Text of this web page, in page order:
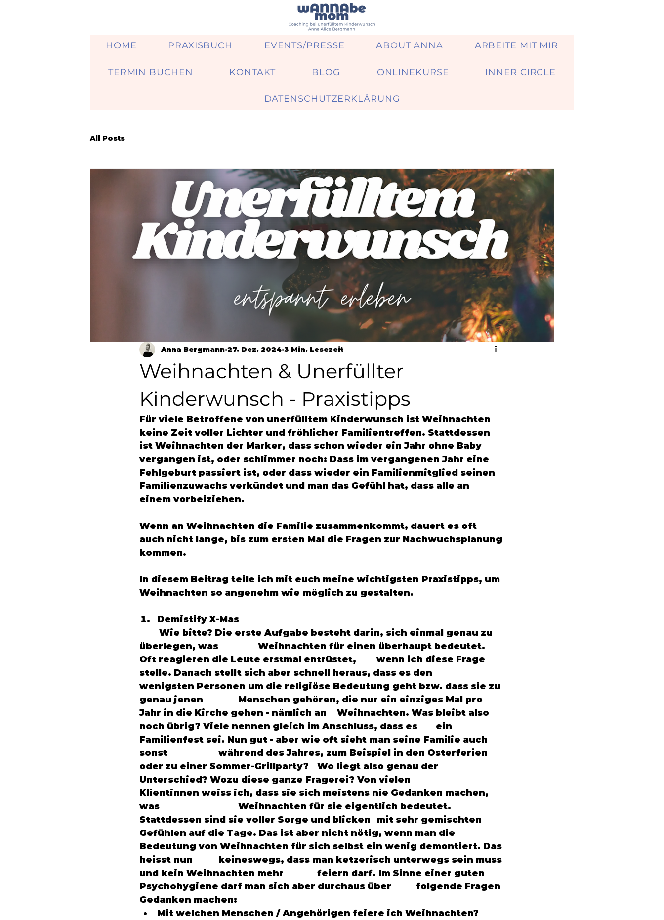
HOME PRAXISBUCH EVENTS/PRESSE ABOUT ANNA ARBEITE MIT MIR
TERMIN BUCHEN KONTAKT BLOG ONLINEKURSE INNER CIRCLE
DATENSCHUTZERKLÄRUNG
All Posts
Weihnachten & Unerfüllter
Kinderwunsch - Praxistipps
Anna Bergmann 27. Dez. 2024 3 Min. Lesezeit
Für viele Betroffene von unerfülltem Kinderwunsch ist Weihnachten
keine Zeit voller Lichter und fröhlicher Familientreffen. Stattdessen
ist Weihnachten der Marker, dass schon wieder ein Jahr ohne Baby
vergangen ist, oder schlimmer noch: Dass im vergangenen Jahr eine
Fehlgeburt passiert ist, oder dass wieder ein Familienmitglied seinen
Familienzuwachs verkündet und man das Gefühl hat, dass alle an
einem vorbeiziehen.
Wenn an Weihnachten die Familie zusammenkommt, dauert es oft
auch nicht lange, bis zum ersten Mal die Fragen zur Nachwuchsplanung
kommen.
In diesem Beitrag teile ich mit euch meine wichtigsten Praxistipps, um
Weihnachten so angenehm wie möglich zu gestalten.
Demistify X-Mas
überlegen, was 		Weihnachten für einen überhaupt bedeutet.
Oft reagieren die Leute erstmal entrüstet, 	wenn ich diese Frage
stelle. Danach stellt sich aber schnell heraus, dass es den
wenigsten Personen um die religiöse Bedeutung geht bzw. dass sie zu
genau jenen 		Menschen gehören, die nur ein einziges Mal pro
Jahr in die Kirche gehen - nämlich an 	Weihnachten. Was bleibt also
noch übrig? Viele nennen gleich im Anschluss, dass es 	ein
Familienfest sei. Nun gut - aber wie oft sieht man seine Familie auch
sonst 			während des Jahres, zum Beispiel in den Osterferien
oder zu einer Sommer-Grillparty? 	Wo liegt also genau der
Unterschied? Wozu diese ganze Fragerei? Von vielen
Klientinnen weiss ich, dass sie sich meistens nie Gedanken machen,
was 				Weihnachten für sie eigentlich bedeutet.
Stattdessen sind sie voller Sorge und blicken 	mit sehr gemischten
Gefühlen auf die Tage. Das ist aber nicht nötig, wenn man die
Bedeutung von Weihnachten für sich selbst ein wenig demontiert. Das
heisst nun 		keineswegs, dass man ketzerisch unterwegs sein muss
und kein Weihnachten mehr 		feiern darf. Im Sinne einer guten
Psychohygiene darf man sich aber durchaus über 		folgende Fragen
Gedanken machen:
Mit welchen Menschen / Angehörigen feiere ich Weihnachten?